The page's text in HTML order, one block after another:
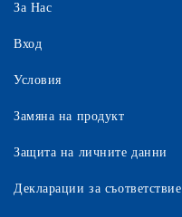
За Нас
Вход
Условия
Замяна на продукт
Защита на личните данни
Декларации за съответствие